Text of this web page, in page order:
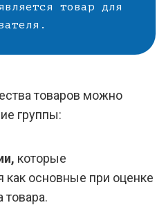
товар для
товаров можно
группы:
которые
как основные при оценке
товара.